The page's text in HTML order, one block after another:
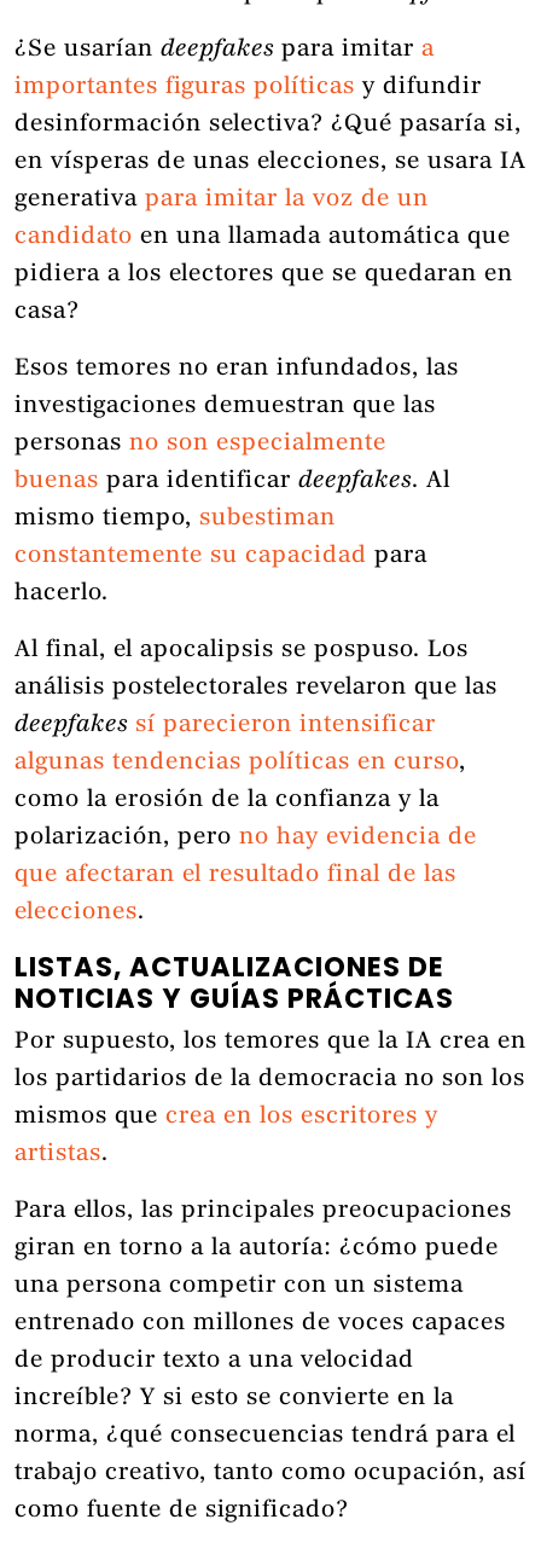
¿Se usarían deepfakes para imitar a
importantes figuras políticas y difundir
desinformación selectiva? ¿Qué pasaría si,
en vísperas de unas elecciones, se usara IA
generativa para imitar la voz de un
candidato en una llamada automática que
pidiera a los electores que se quedaran en
casa?
Esos temores no eran infundados, las
investigaciones demuestran que las
personas no son especialmente
buenas para identificar deepfakes. Al
mismo tiempo, subestiman
constantemente su capacidad para
hacerlo.
Al final, el apocalipsis se pospuso. Los
análisis postelectorales revelaron que las
deepfakes sí parecieron intensificar
algunas tendencias políticas en curso,
como la erosión de la confianza y la
polarización, pero no hay evidencia de
que afectaran el resultado final de las
elecciones.
LISTAS, ACTUALIZACIONES DE
NOTICIAS Y GUÍAS PRÁCTICAS
Por supuesto, los temores que la IA crea en
los partidarios de la democracia no son los
mismos que crea en los escritores y
artistas.
Para ellos, las principales preocupaciones
giran en torno a la autoría: ¿cómo puede
una persona competir con un sistema
entrenado con millones de voces capaces
de producir texto a una velocidad
increíble? Y si esto se convierte en la
norma, ¿qué consecuencias tendrá para el
trabajo creativo, tanto como ocupación, así
como fuente de significado?